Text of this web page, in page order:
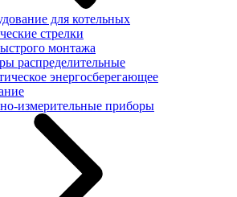
для котельных
стрелки
монтажа
распределительные
энергосберегающее
измерительные приборы